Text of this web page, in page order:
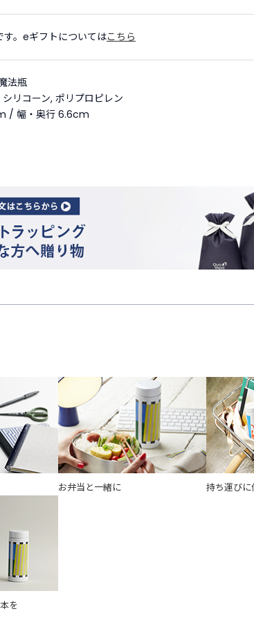
。eギフトについてはこちら
法瓶
リコーン, ポリプロピレン
/ 幅・奥行 6.6cm
お弁当と一緒に 持ち運び
を